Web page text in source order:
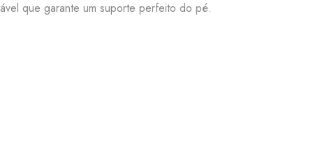
que garante um suporte perfeito do pé.